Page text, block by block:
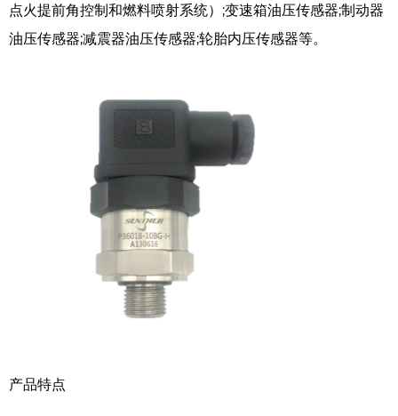
点火提前角控制和燃料喷射系统）;变速箱油压传感器;制动器
油压传感器;减震器油压传感器;轮胎内压传感器等。
产品特点